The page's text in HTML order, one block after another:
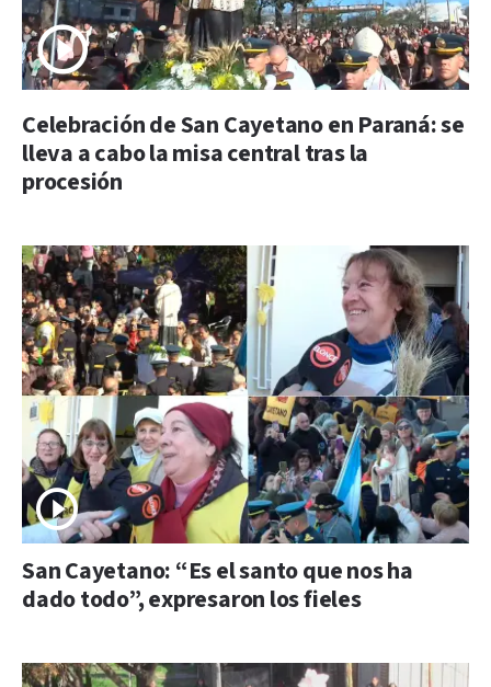
Celebración de San Cayetano en Paraná: se
lleva a cabo la misa central tras la
procesión
San Cayetano: “Es el santo que nos ha
dado todo”, expresaron los fieles